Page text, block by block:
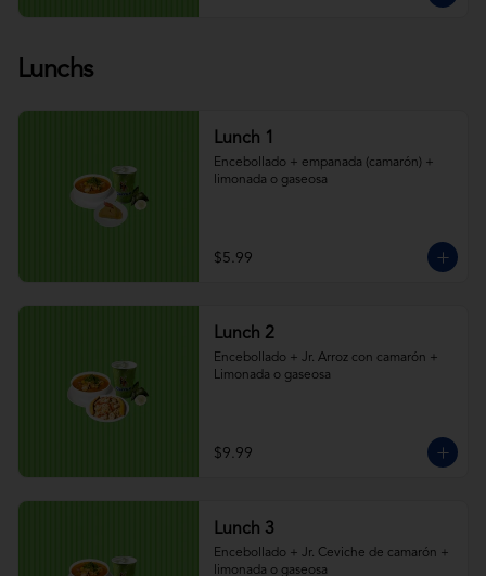
Lunchs
Lunch 1
Encebollado + empanada (camarón) +
limonada o gaseosa
$5.99
Lunch 2
Encebollado + Jr. Arroz con camarón +
Limonada o gaseosa
$9.99
Lunch 3
Encebollado + Jr. Ceviche de camarón +
limonada o gaseosa